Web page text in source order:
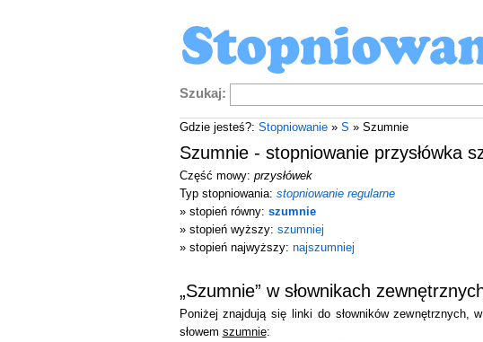
Szukaj:
Gdzie jesteś?: Stopniowanie» S » Szumnie
Szumnie - stopniowanie przysłówka
Część mowy: przysłówek
Typ stopniowania: stopniowanie regularne
» stopień równy: szumnie
» stopień wyższy: szumniej
» stopień najwyższy: najszumniej
„Szumnie” w słownikach
Poniżej znajdują się linki do słowników zewnętrznych,
słowem szumnie: